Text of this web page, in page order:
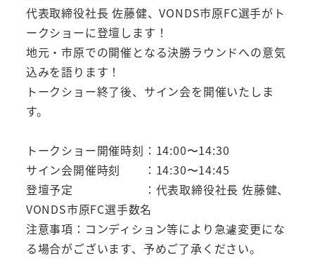
代表取締役社長 佐藤健、VONDS市原FC選手がト
ークショーに登壇します！
地元・市原での開催となる決勝ラウンドへの意気
込みを語ります！
トークショー終了後、サイン会を開催いたしま
す。
トークショー開催時刻：14:00〜14:30
サイン会開催時刻 ：14:30〜14:45
登壇予定 ：代表取締役社長 佐藤健、
VONDS市原FC選手数名
注意事項：コンディション等により急遽変更にな
る場合がございます、予めご了承ください。